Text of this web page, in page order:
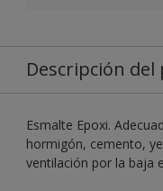
Descripción
Esmalte Epoxi.
hormigón, cemento,
ventilación por la baja